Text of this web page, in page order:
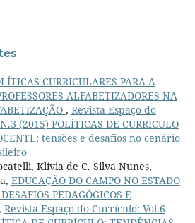
CURRICULARES PARA A
ALFABETIZADORES NA
, Revista Espaço do
(2015) POLÍTICAS DE CURRÍCULO
tensões e desafios no cenário
Klívia de C. Silva Nunes,
EDUCAÇÃO DO CAMPO NO ESTADO
PEDAGÓGICOS E
Revista Espaço do Currículo: Vol.6